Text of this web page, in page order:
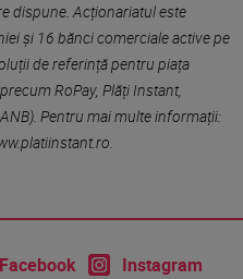
dispune. Acționariatul este
și 16 bănci comerciale active pe
de referință pentru piața
RoPay, Plăți Instant,
Pentru mai multe informații:
Facebook Instagram